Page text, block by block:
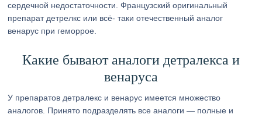
сердечной недостаточности. Французский оригинальный
препарат детрелкс или всё- таки отечественный аналог
венарус при геморрое.
Какие бывают аналоги детралекса и
венаруса
У препаратов детралекс и венарус имеется множество
аналогов. Принято подразделять все аналоги — полные и